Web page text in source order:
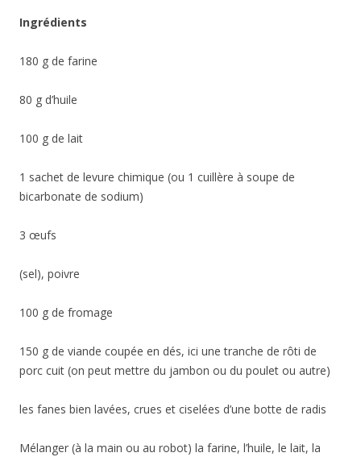
Ingrédients
180 g de farine
80 g d’huile
100 g de lait
1 sachet de levure chimique (ou 1 cuillère à soupe de
bicarbonate de sodium)
3 œufs
(sel), poivre
100 g de fromage
150 g de viande coupée en dés, ici une tranche de rôti de
porc cuit (on peut mettre du jambon ou du poulet ou autre)
les fanes bien lavées, crues et ciselées d’une botte de radis
Mélanger (à la main ou au robot) la farine, l’huile, le lait, la